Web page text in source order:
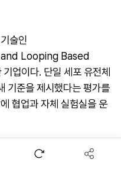
술인
Looping Based
업이다. 단일 세포 유전체
기준을 제시했다는 평가를
협업과 자체 실험실을 운
를 전체 게놈 수준으로
(MALBAC)이다. 이를 통